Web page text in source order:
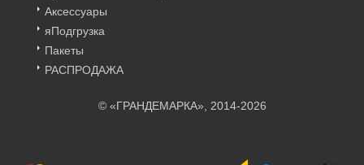
Аксессуары
яПодгрузка
Пакеты
РАСПРОДАЖА
© «ГРАНДЕМАРКА», 2014-2026